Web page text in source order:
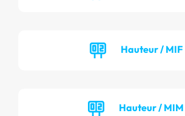
Hauteur / MIF
Hauteur / MIM